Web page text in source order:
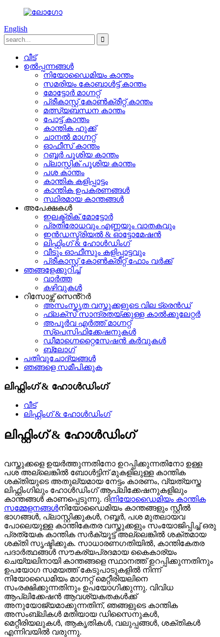
English
വീട്
ഉൽപ്പന്നങ്ങൾ
നിയോഡൈമിയം കാന്തം
സമരിയം കോബാൾട്ട് കാന്തം
മോട്ടോർ മാഗ്നറ്റ്
പ്രീകാസ്റ്റ് കോൺക്രീറ്റ് കാന്തം
മത്സ്യബന്ധന കാന്തം
പോട്ട് കാന്തം
കാന്തിക ഹുക്ക്
ചാനൽ മാഗ്നറ്റ്
ഓഫീസ് കാന്തം
റബ്ബർ പൂശിയ കാന്തം
പ്ലാസ്റ്റിക് പൂശിയ കാന്തം
പശ കാന്തം
കാന്തിക കളിപ്പാട്ടം
കാന്തിക ഉപകരണങ്ങൾ
സ്ഥിരമായ കാന്തങ്ങൾ
അപേക്ഷകൾ
ഇലക്ട്രിക് മോട്ടോർ
പ്രതിരോധവും എണ്ണയും വാതകവും
ഇൻഡസ്ട്രിയൽ & ഓട്ടോമേഷൻ
ലിഫ്റ്റിംഗ് & ഹോൾഡിംഗ്
വീടും ഓഫീസും കളിപ്പാട്ടവും
പ്രീകാസ്റ്റ് കോൺക്രീറ്റ് ഫോം വർക്ക്
ഞങ്ങളേക്കുറിച്ച്
വാർത്ത
കഴിവുകൾ
റിസോഴ്സ് സെൻ്റർ
അസംസ്കൃത വസ്തുക്കളുടെ വില ട്രെൻഡ്
ഫ്ലക്സ് സാന്ദ്രതയ്ക്കുള്ള കാൽക്കുലേറ്റർ
അപൂർവ എർത്ത് മാഗ്നറ്റ്
സ്പെസിഫിക്കേഷനുകൾ
ഡീമാഗ്നെറ്റൈസേഷൻ കർവുകൾ
ബ്ലോഗ്
പതിവുചോദ്യങ്ങൾ
ഞങ്ങളെ സമീപിക്കുക
ലിഫ്റ്റിംഗ് & ഹോൾഡിംഗ്
വീട്
ലിഫ്റ്റിംഗ് & ഹോൾഡിംഗ്
ലിഫ്റ്റിംഗ് & ഹോൾഡിംഗ്
വസ്തുക്കളെ ഉയർത്തുന്നതിനോ ഉറപ്പിക്കുന്നതിനോ ഉള്ള
പശ അല്ലെങ്കിൽ ബോൾട്ടിന് മുകളിലുള്ള കാന്തിക
ശക്തിയുടെ അതുല്യമായ നേട്ടം കാരണം, വ്യത്യസ്ത
ലിഫ്റ്റിംഗിലും ഹോൾഡിംഗ് ആപ്ലിക്കേഷനുകളിലും
കാന്തങ്ങൾ കാണപ്പെടുന്നു. ദിനിയോഡൈമിയം കാന്തിക
സമ്മേളനങ്ങൾനിയോഡൈമിയം കാന്തങ്ങളും സ്റ്റീൽ
ഭാഗങ്ങൾ, പ്ലാസ്റ്റിക്കുകൾ, റബ്ബർ, പശ മുതലായവ
പോലെയുള്ള കാന്തികേതര വസ്തുക്കളും സംയോജിപ്പിച്ച് ഒരു
പ്രത്യേക കാന്തിക സർക്യൂട്ട് അല്ലെങ്കിൽ ശക്തമായ
ശക്തി സൃഷ്ടിക്കുക. സാധാരണഗതിയിൽ, കാന്തികേതര
പദാർത്ഥങ്ങൾ സൗകര്യപ്രദമായ കൈകാര്യം
ചെയ്യലിനായി കാന്തങ്ങളെ സ്ഥാനത്ത് ഉറപ്പിക്കുന്നതിനും
ഉപയോഗ സമയത്ത് കേടുപാടുകളിൽ നിന്ന്
നിയോഡൈമിയം മാഗ്നറ്റ് മെറ്റീരിയലിനെ
സംരക്ഷിക്കുന്നതിനും ഉപയോഗിക്കുന്നു. വിവിധ
ആപ്ലിക്കേഷൻ ആവശ്യകതകൾക്ക്
അനുയോജ്യമാക്കുന്നതിന്, ഞങ്ങളുടെ കാന്തിക
അസംബ്ലികൾ മതിയായ ഡിസൈനുകൾ,
മെറ്റീരിയലുകൾ, ആകൃതികൾ, വലുപ്പങ്ങൾ, ശക്തികൾ
എന്നിവയിൽ വരുന്നു.